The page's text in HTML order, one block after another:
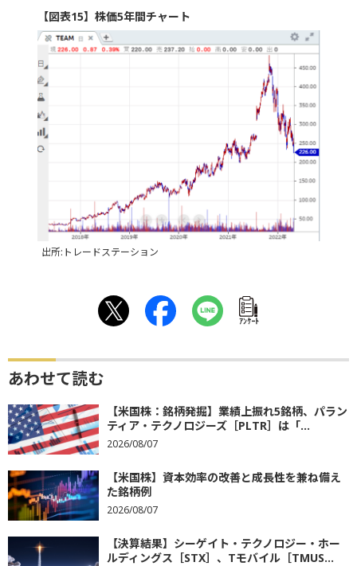
【図表15】株価5年間チャート
出所:トレードステーション
ｱﾝｹｰﾄ
あわせて読む
【米国株：銘柄発掘】業績上振れ5銘柄、パラン
ティア・テクノロジーズ［PLTR］は「...
2026/08/07
【米国株】資本効率の改善と成長性を兼ね備え
た銘柄例
2026/08/07
【決算結果】シーゲイト・テクノロジー・ホー
ルディングス［STX］、Tモバイル［TMUS...